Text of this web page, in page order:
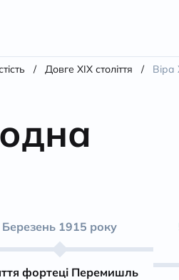
/ Довге XIX століття / Віра
Березень 1915 року
фортеці Перемишль